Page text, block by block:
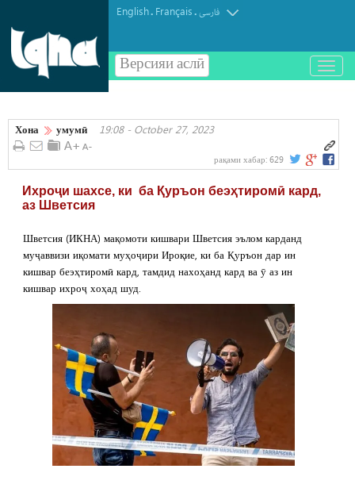
English. Français.فارسی
Версияи аслӣ
باز
و
کردن
Хона умумӣ 19:08 - October 27, 2023
рақами хабар: 629
Ихроҷи шахсе, ки ба Қуръон беэҳтиромӣ кард,
аз Шветсия
Шветсия (ИКНА) мақомоти кишвари Шветсия эълом карданд
муҷаввизи иқомати муҳоҷири Ироқие, ки ба Қуръон дар ин
кишвар беэҳтиромӣ кард, тамдид нахоҳанд кард ва ӯ аз ин
кишвар ихроҷ хоҳад шуд.